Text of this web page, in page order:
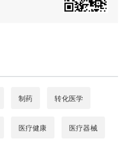
制药 转化医学
医疗健康 医疗器械